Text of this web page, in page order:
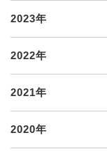
2023年
2022年
2021年
2020年